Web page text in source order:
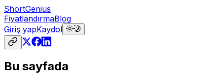
ShortGenius
FiyatlandırmaBlog
Giriş yapKaydol
Bu sayfada